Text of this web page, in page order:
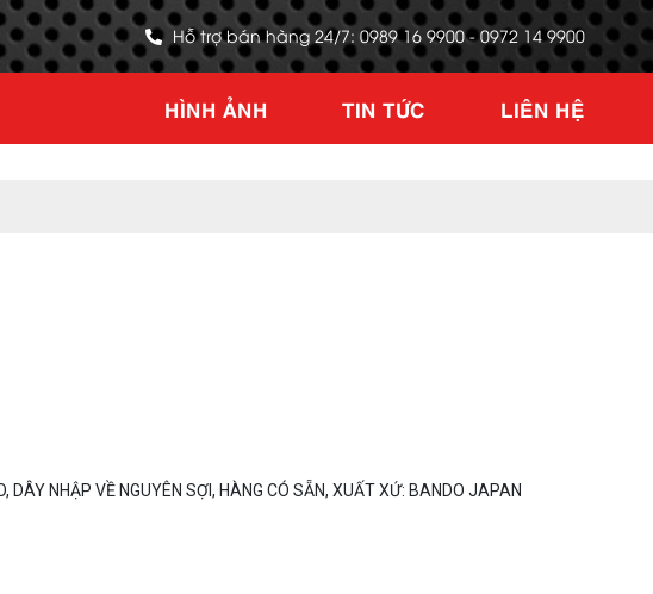
Hỗ trợ bán hàng 24/7: 0989 16 9900 - 0972 14 9900
HÌNH ẢNH TIN TỨC LIÊN HỆ
DÂY NHẬP VỀ NGUYÊN SỢI, HÀNG CÓ SẴN, XUẤT XỨ: BANDO JAPAN